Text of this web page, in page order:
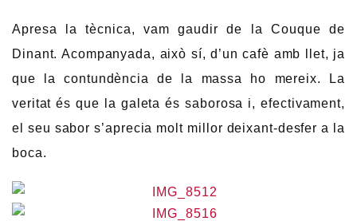
Apresa la tècnica, vam gaudir de la Couque de
Dinant. Acompanyada, això sí, d’un cafè amb llet, ja
que la contundència de la massa ho mereix. La
veritat és que la galeta és saborosa i, efectivament,
el seu sabor s’aprecia molt millor deixant-desfer a la
boca.